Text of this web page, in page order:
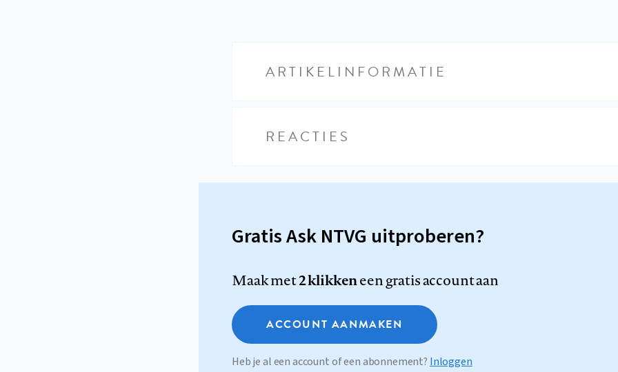
ARTIKELINFORMATIE
REACTIES
Gratis Ask NTVG uitproberen?
Maak met2 klikkeneen gratis account aan
ACCOUNT AANMAKEN
Heb je al een account of een abonnement? Inloggen